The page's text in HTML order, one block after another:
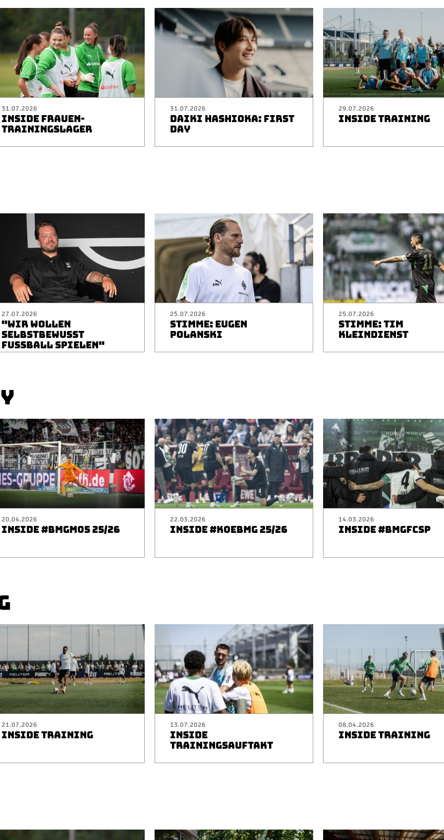
31.07.2026
INSIDE FRAUEN-
TRAININGSLAGER
31.07.2026
DAIKI HASHIOKA: FIRST
DAY
29.07.2026
INSIDE TRAINING
27.07.2026
"WIR WOLLEN
SELBSTBEWUSST
FUSSBALL SPIELEN"
25.07.2026
STIMME: EUGEN
POLANSKI
25.07.2026
STIMME: TIM
KLEINDIENST
20.04.2026
INSIDE #BMGM05 25/26
22.03.2026
INSIDE #KOEBMG 25/26
14.03.2026
INSIDE #BMGFCSP
21.07.2026
INSIDE TRAINING
13.07.2026
INSIDE
TRAININGSAUFTAKT
08.04.2026
INSIDE TRAINING